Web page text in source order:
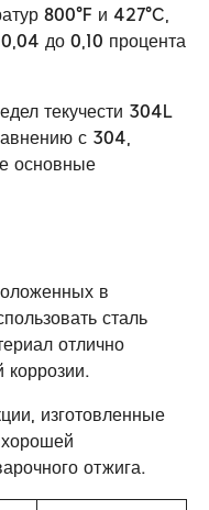
800°F и 427°C,
до 0,10 процента
текучести 304L
с 304,
основные
в
сталь
отлично
коррозии.
изготовленные
отжига.